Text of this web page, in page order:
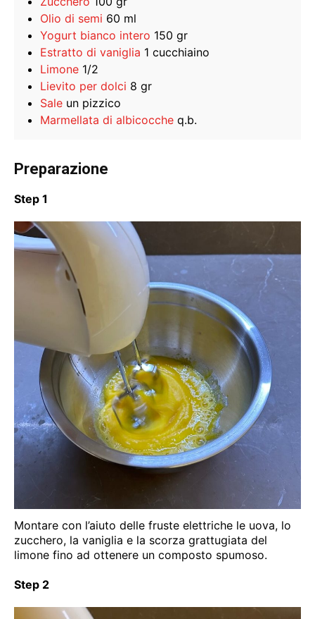
Olio di semi 60 ml
Yogurt bianco intero 150 gr
Estratto di vaniglia 1 cucchiaino
Limone 1/2
Lievito per dolci 8 gr
Sale un pizzico
Marmellata di albicocche q.b.
Preparazione
Step 1
Montare con l’aiuto delle fruste elettriche le uova, lo
zucchero, la vaniglia e la scorza grattugiata del
limone fino ad ottenere un composto spumoso.
Step 2